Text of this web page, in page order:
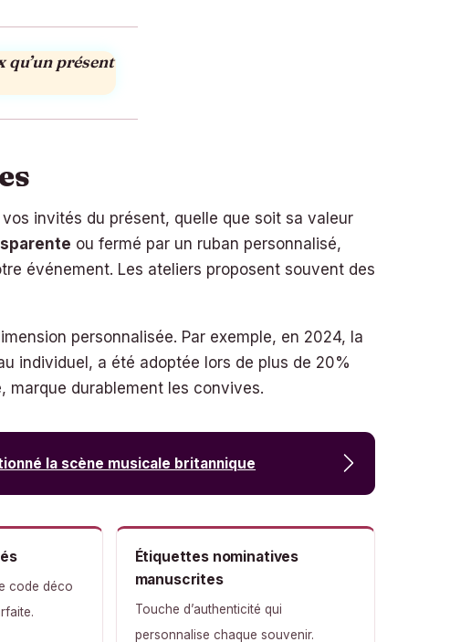
qu’un présent
invités du présent, quelle que soit sa valeur
ou fermé par un ruban personnalisé,
événement. Les ateliers proposent souvent des
personnalisée. Par exemple, en 2024, la
individuel, a été adoptée lors de plus de 20%
marque durablement les convives.
la scène musicale britannique
code déco
Étiquettes nominatives
manuscrites
Touche d’authenticité qui
personnalise chaque souvenir.